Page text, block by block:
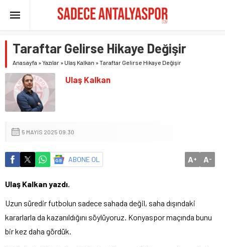
Taraftar Gelirse Hikaye Değişir
Anasayfa »Yazılar » Ulaş Kalkan »Taraftar Gelirse Hikaye Değişir
Ulaş Kalkan
5 MAYIS 2025 09:30
ABONE OL A+ A-
Ulaş Kalkan yazdı.
Uzun süredir futbolun sadece sahada değil, saha dışındaki
kararlarla da kazanıldığını söylüyoruz. Konyaspor maçında bunu
bir kez daha gördük.